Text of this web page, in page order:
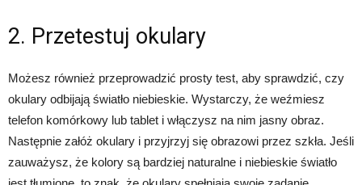
2. Przetestuj okulary
Możesz również przeprowadzić prosty test, aby sprawdzić, czy
okulary odbijają światło niebieskie. Wystarczy, że weźmiesz
telefon komórkowy lub tablet i włączysz na nim jasny obraz.
Następnie załóż okulary i przyjrzyj się obrazowi przez szkła. Jeśli
zauważysz, że kolory są bardziej naturalne i niebieskie światło